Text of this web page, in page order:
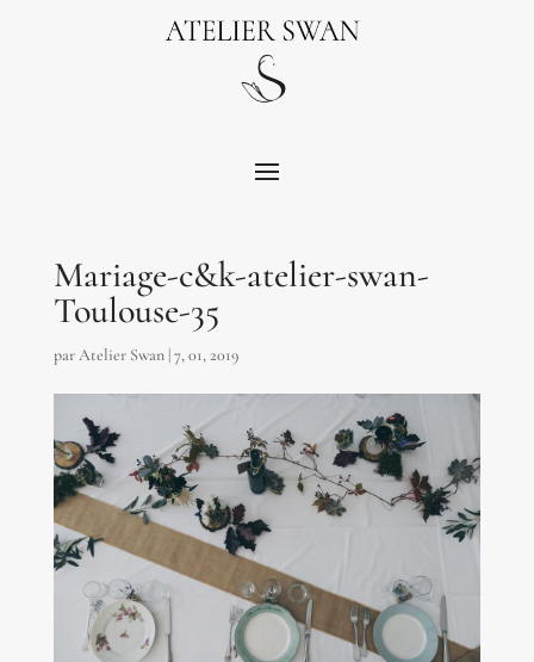
Mariage-c&k-atelier-swan-
Toulouse-35
parAtelier Swan|7, 01, 2019